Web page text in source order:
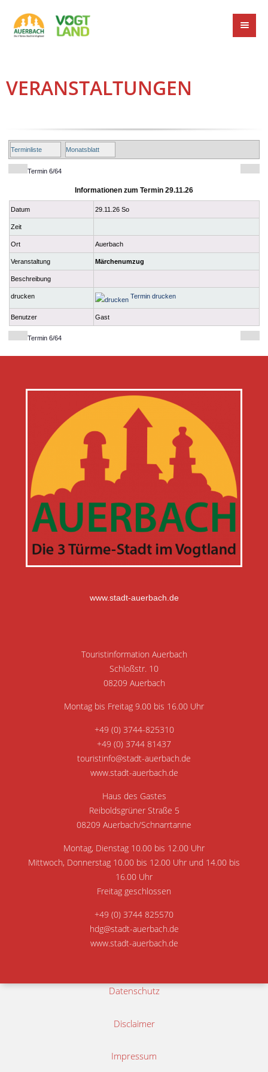
VERANSTALTUNGEN
Terminliste Monatsblatt
Termin 6/64
Informationen zum Termin 29.11.26
Datum 29.11.26 So
Zeit
Ort Auerbach
Veranstaltung Märchenumzug
Beschreibung
drucken Termin drucken
Benutzer Gast
Termin 6/64
www.stadt-auerbach.de
Touristinformation Auerbach
Schloßstr. 10
08209 Auerbach
Montag bis Freitag 9.00 bis 16.00 Uhr
+49 (0) 3744-825310
+49 (0) 3744 81437
touristinfo@stadt-auerbach.de
www.stadt-auerbach.de
Haus des Gastes
Reiboldsgrüner Straße 5
08209 Auerbach/Schnarrtanne
Montag, Dienstag 10.00 bis 12.00 Uhr
Mittwoch, Donnerstag 10.00 bis 12.00 Uhr und 14.00 bis
16.00 Uhr
Freitag geschlossen
+49 (0) 3744 825570
hdg@stadt-auerbach.de
www.stadt-auerbach.de
Datenschutz
Disclaimer
Impressum